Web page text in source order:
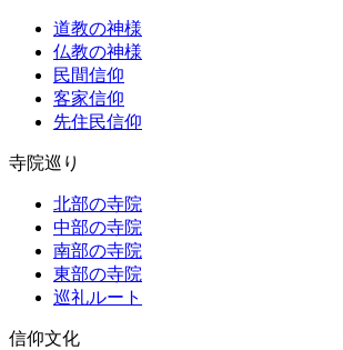
道教の神様
仏教の神様
民間信仰
客家信仰
先住民信仰
寺院巡り
北部の寺院
中部の寺院
南部の寺院
東部の寺院
巡礼ルート
信仰文化